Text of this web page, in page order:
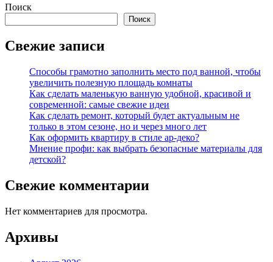
Поиск
Поиск
Свежие записи
Способы грамотно заполнить место под ванной, чтобы
увеличить полезную площадь комнаты
Как сделать маленькую ванную удобной, красивой и
современной: самые свежие идеи
Как сделать ремонт, который будет актуальным не
только в этом сезоне, но и через много лет
Как оформить квартиру в стиле ар-деко?
Мнение профи: как выбрать безопасные материалы для
детской?
Свежие комментарии
Нет комментариев для просмотра.
Архивы